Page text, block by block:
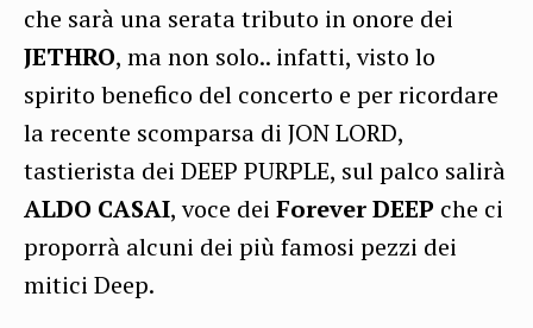
che sarà una serata tributo in onore dei
JETHRO, ma non solo.. infatti, visto lo
spirito benefico del concerto e per ricordare
la recente scomparsa di JON LORD,
tastierista dei DEEP PURPLE, sul palco salirà
ALDO CASAI, voce dei Forever DEEP che ci
proporrà alcuni dei più famosi pezzi dei
mitici Deep.